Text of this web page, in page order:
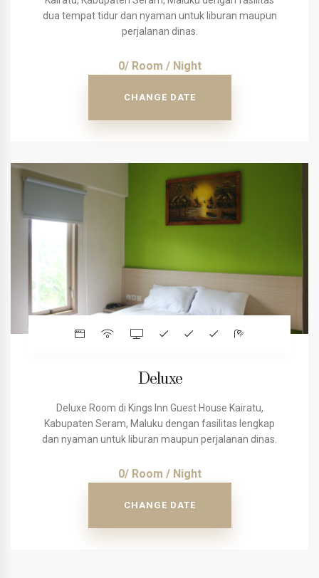
dua tempat tidur dan nyaman untuk liburan maupun
perjalanan dinas.
0/ Room / Night
CHANGE DATE
Deluxe
Deluxe Room di Kings Inn Guest House Kairatu,
Kabupaten Seram, Maluku dengan fasilitas lengkap
dan nyaman untuk liburan maupun perjalanan dinas.
0/ Room / Night
CHANGE DATE